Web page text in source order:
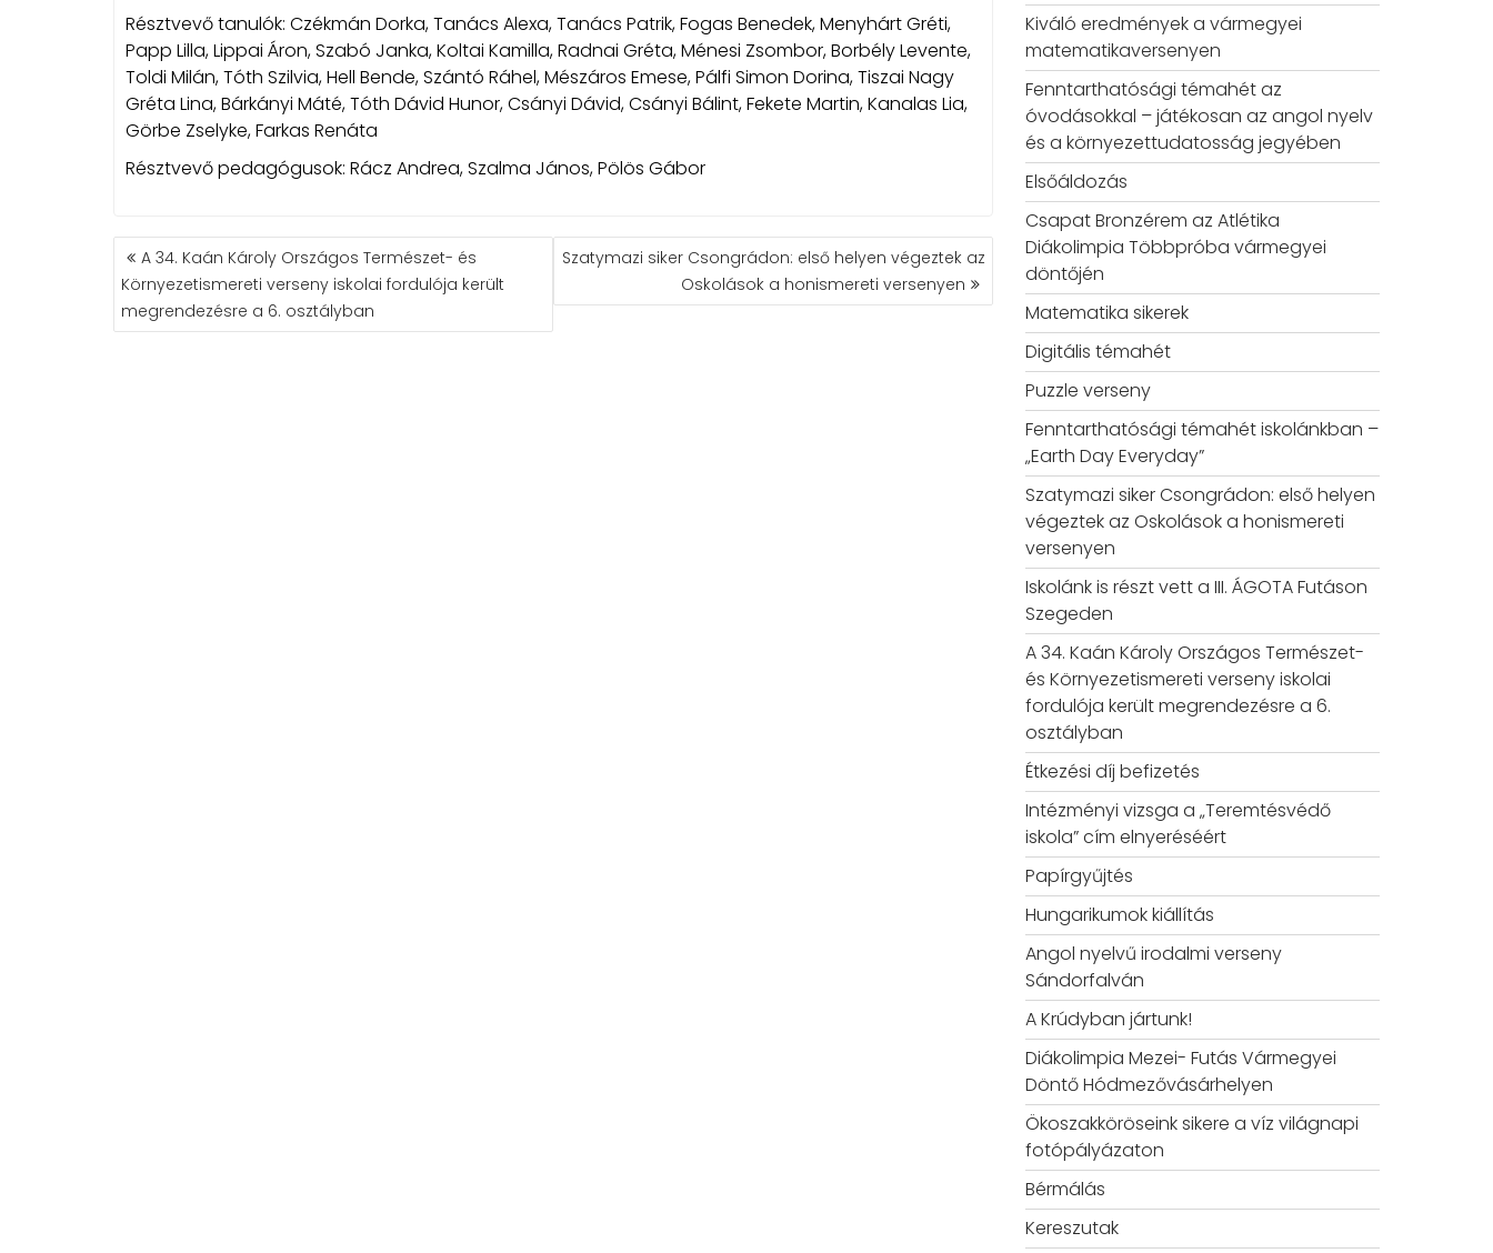
Résztvevő tanulók: Czékmán Dorka, Tanács Alexa, Tanács Patrik, Fogas Benedek, Menyhárt Gréti,
Papp Lilla, Lippai Áron, Szabó Janka, Koltai Kamilla, Radnai Gréta, Ménesi Zsombor, Borbély Levente,
Toldi Milán, Tóth Szilvia, Hell Bende, Szántó Ráhel, Mészáros Emese, Pálfi Simon Dorina, Tiszai Nagy
Gréta Lina, Bárkányi Máté, Tóth Dávid Hunor, Csányi Dávid, Csányi Bálint, Fekete Martin, Kanalas Lia,
Görbe Zselyke, Farkas Renáta
Résztvevő pedagógusok: Rácz Andrea, Szalma János, Pölös Gábor
BEJEGYZÉS
NAVIGÁCIÓ
A 34. Kaán Károly Országos Természet- és
Környezetismereti verseny iskolai fordulója került
megrendezésre a 6. osztályban
Szatymazi siker Csongrádon: első helyen végeztek az
Oskolások a honismereti versenyen
Kiváló eredmények a vármegyei
matematikaversenyen
Fenntarthatósági témahét az
óvodásokkal – játékosan az angol nyelv
és a környezettudatosság jegyében
Elsőáldozás
Csapat Bronzérem az Atlétika
Diákolimpia Többpróba vármegyei
döntőjén
Matematika sikerek
Digitális témahét
Puzzle verseny
Fenntarthatósági témahét iskolánkban –
„Earth Day Everyday”
Szatymazi siker Csongrádon: első helyen
végeztek az Oskolások a honismereti
versenyen
Iskolánk is részt vett a III. ÁGOTA Futáson
Szegeden
A 34. Kaán Károly Országos Természet-
és Környezetismereti verseny iskolai
fordulója került megrendezésre a 6.
osztályban
Étkezési díj befizetés
Intézményi vizsga a „Teremtésvédő
iskola” cím elnyeréséért
Papírgyűjtés
Hungarikumok kiállítás
Angol nyelvű irodalmi verseny
Sándorfalván
A Krúdyban jártunk!
Diákolimpia Mezei- Futás Vármegyei
Döntő Hódmezővásárhelyen
Ökoszakköröseink sikere a víz világnapi
fotópályázaton
Bérmálás
Kereszutak